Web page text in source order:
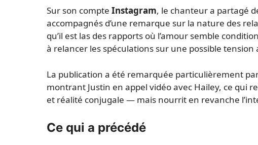
Sur son compte Instagram, le chanteur a partagé
accompagnés d’une remarque sur la nature des
qu’il est las des rapports où l’amour semble
à relancer les spéculations sur une possible tension
La publication a été remarquée particulièrement
montrant Justin en appel vidéo avec Hailey, ce qui
et réalité conjugale — mais nourrit en revanche
Ce qui a précédé